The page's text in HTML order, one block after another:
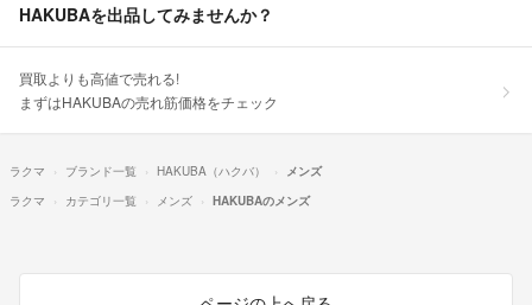
HAKUBAを出品してみませんか？
買取よりも高値で売れる!
まずはHAKUBAの売れ筋価格をチェック
ラクマ ブランド一覧 HAKUBA（ハクバ）
メンズ
ラクマ
カテゴリ一覧 メンズ HAKUBAのメンズ